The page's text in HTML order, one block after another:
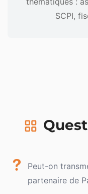
SCPI,
Peut-on
partenaire de